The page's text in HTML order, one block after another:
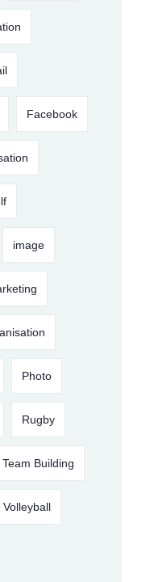
Facebook
image
Photo
Rugby
Team Building
Volleyball